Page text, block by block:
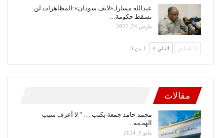
عبدالله مسارلـ«لايف سودان»:المظاهرات لن
تسقط حكومة…
مارس 24, 2022
السابق التالي 1 من 3
مقالات
محمد حامد جمعة يكتب … ” لا أعرف سبب
الهجمة…
مايو 9, 2024